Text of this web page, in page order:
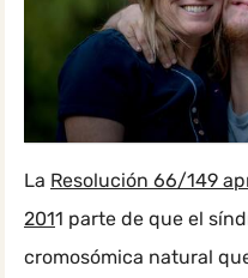
La Resolución 66/149
2011 parte de que el
cromosómica natural